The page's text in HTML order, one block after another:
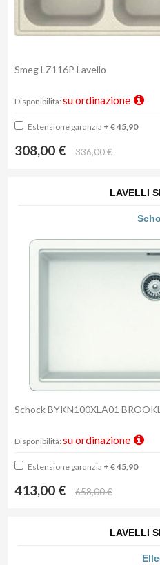
Smeg LZ116P Lavello
Disponibilità: su ordinazione
Estensione garanzia + € 45,90
308,00 € 336,00 €
LAVELLI
Schock BYKN100XLA01
Disponibilità: su ordinazione
Estensione garanzia + € 45,90
413,00 € 658,00 €
LAVELLI